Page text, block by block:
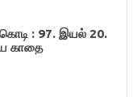
: 97. இயல் 20.
காதை